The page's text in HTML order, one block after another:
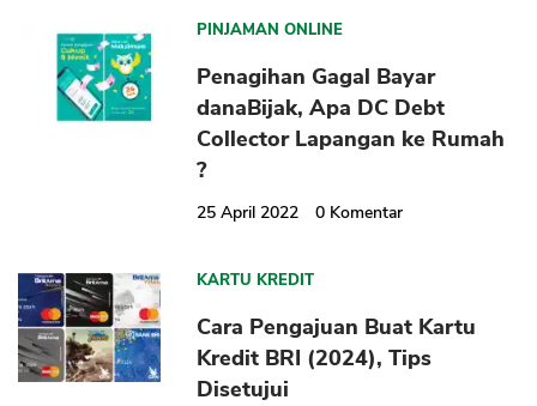
PINJAMAN ONLINE
Penagihan Gagal Bayar
danaBijak, Apa DC Debt
Collector Lapangan ke Rumah
?
25 April 2022 0 Komentar
KARTU KREDIT
Cara Pengajuan Buat Kartu
Kredit BRI (2024), Tips
Disetujui